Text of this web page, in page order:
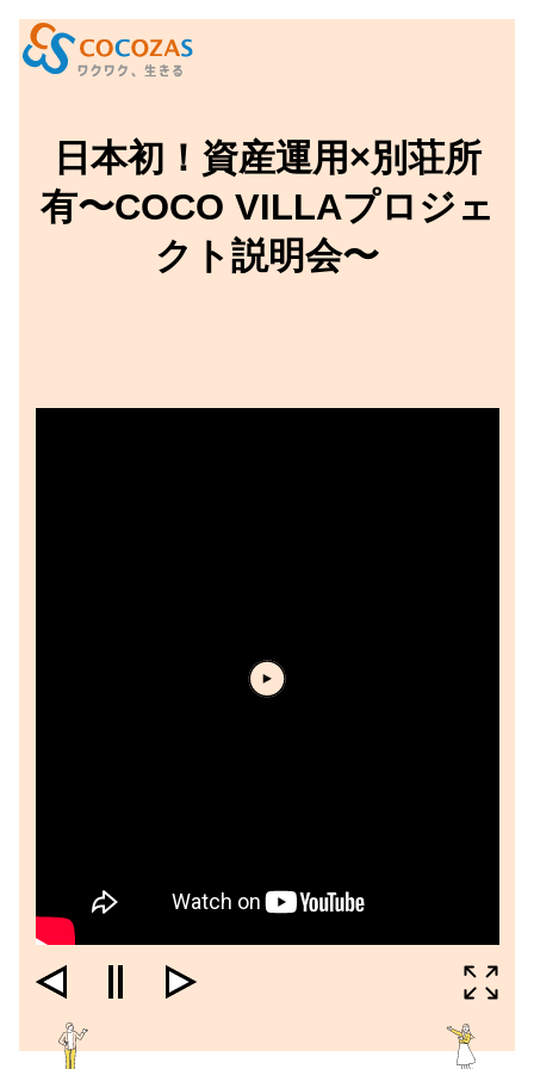
日本初！資産運用×別荘所
有〜COCO VILLAプロジェ
クト説明会〜